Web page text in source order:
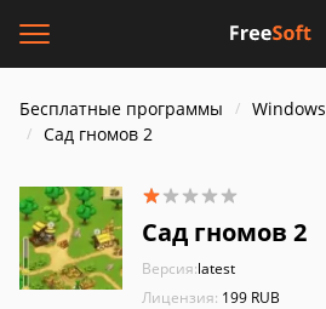
Бесплатные программы Windows
Сад гномов 2
Сад гномов 2
Версия:latest
Лицензия: 199 RUB